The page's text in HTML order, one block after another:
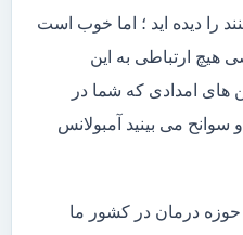
را دیده اید ؛ اما خوب است
هیچ ارتباطی به این
های امدادی که شما در
می بینید آمبولانس
حوزه درمان در کشور ما